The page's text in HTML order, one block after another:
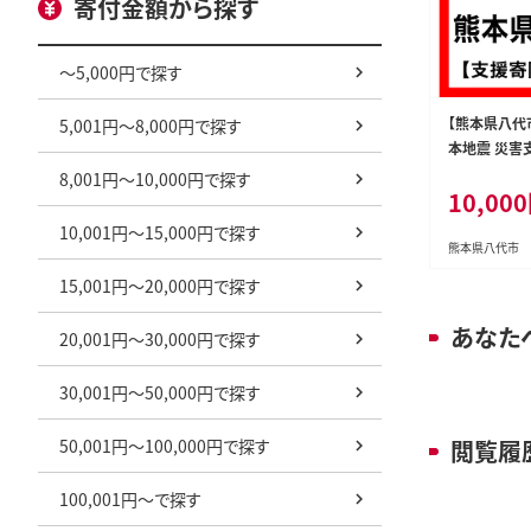
寄付金額から探す
～5,000円で探す
5,001円～8,000円で探す
8,001円～10,000円で探す
10,001円～15,000円で探す
15,001円～20,000円で探す
20,001円～30,000円で探す
30,001円～50,000円で探す
50,001円～100,000円で探す
100,001円～で探す
【熊本県八
本地震 災害
熊本県八代市
あなた
閲覧履